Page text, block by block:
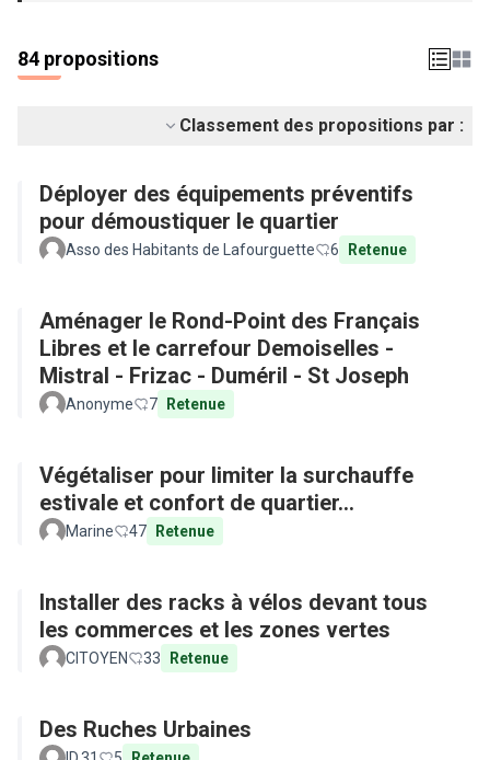
84 propositions
Classement des propositions par :
Déployer des équipements préventifs
pour démoustiquer le quartier
Asso des Habitants de Lafourguette 6 Retenue
Aménager le Rond-Point des Français
Libres et le carrefour Demoiselles -
Mistral - Frizac - Duméril - St Joseph
Anonyme 7 Retenue
Végétaliser pour limiter la surchauffe
estivale et confort de quartier...
Marine 47 Retenue
Installer des racks à vélos devant tous
les commerces et les zones vertes
CITOYEN 33 Retenue
Des Ruches Urbaines